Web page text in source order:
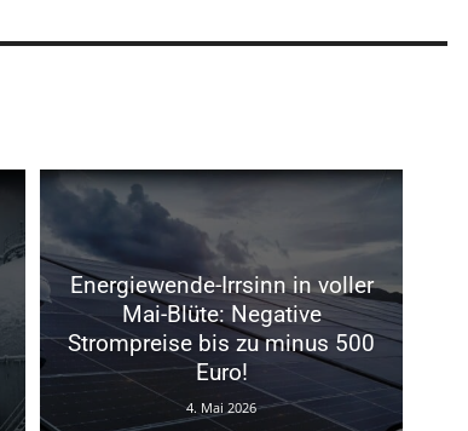
Energiewende-Irrsinn in voller
Mai-Blüte: Negative
Strompreise bis zu minus 500
Euro!
4. Mai 2026